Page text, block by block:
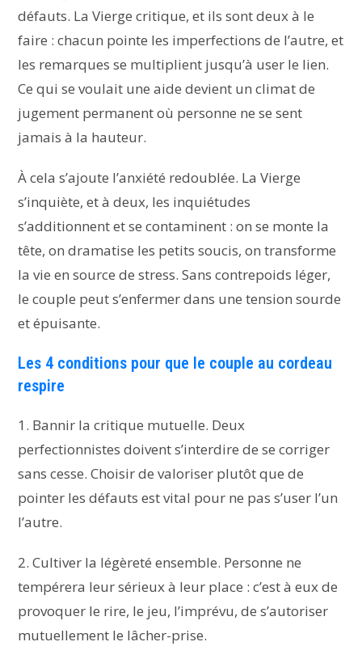
défauts. La Vierge critique, et ils sont deux à le
faire : chacun pointe les imperfections de l’autre, et
les remarques se multiplient jusqu’à user le lien.
Ce qui se voulait une aide devient un climat de
jugement permanent où personne ne se sent
jamais à la hauteur.
À cela s’ajoute l’anxiété redoublée. La Vierge
s’inquiète, et à deux, les inquiétudes
s’additionnent et se contaminent : on se monte la
tête, on dramatise les petits soucis, on transforme
la vie en source de stress. Sans contrepoids léger,
le couple peut s’enfermer dans une tension sourde
et épuisante.
Les 4 conditions pour que le couple au cordeau
respire
1. Bannir la critique mutuelle. Deux
perfectionnistes doivent s’interdire de se corriger
sans cesse. Choisir de valoriser plutôt que de
pointer les défauts est vital pour ne pas s’user l’un
l’autre.
2. Cultiver la légèreté ensemble. Personne ne
tempérera leur sérieux à leur place : c’est à eux de
provoquer le rire, le jeu, l’imprévu, de s’autoriser
mutuellement le lâcher-prise.